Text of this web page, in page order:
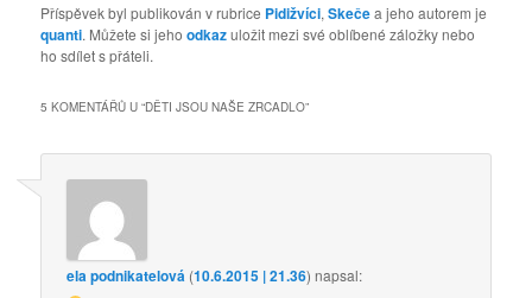
Příspěvek byl publikován v rubrice Pidižvíci,Skečea jeho autorem je
quanti. Můžete si jehoodkazuložit mezi své oblíbené záložky nebo
ho sdílet s přáteli.
5 KOMENTÁŘŮ U “DĚTI JSOU NAŠE ZRCADLO”
ela podnikatelová (10.6.2015 | 21.36)napsal: